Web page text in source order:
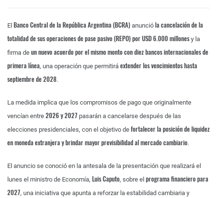
El Banco Central de la República Argentina (BCRA) anunció la cancelación de la
totalidad de sus operaciones de pase pasivo (REPO) por USD 6.000 millones y la
firma de un nuevo acuerdo por el mismo monto con diez bancos internacionales de
primera línea, una operación que permitirá extender los vencimientos hasta
septiembre de 2028.
La medida implica que los compromisos de pago que originalmente
vencían entre 2026 y 2027 pasarán a cancelarse después de las
elecciones presidenciales, con el objetivo de fortalecer la posición de liquidez
en moneda extranjera y brindar mayor previsibilidad al mercado cambiario.
El anuncio se conoció en la antesala de la presentación que realizará el
lunes el ministro de Economía, Luis Caputo, sobre el programa financiero para
2027, una iniciativa que apunta a reforzar la estabilidad cambiaria y